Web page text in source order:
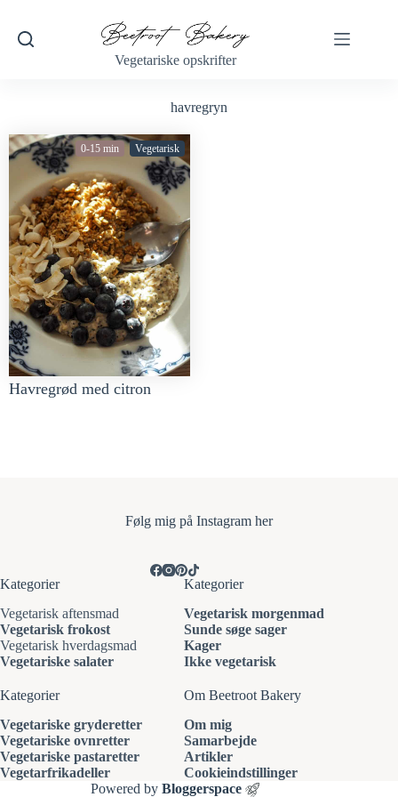
Vegetariske opskrifter
havregryn
0-15 min Vegetarisk
Havregrød med citron
Følg mig på Instagram her
Kategorier
Vegetarisk aftensmad
Vegetarisk frokost
Vegetarisk hverdagsmad
Vegetariske salater
Kategorier
Vegetarisk morgenmad
Sunde søge sager
Kager
Ikke vegetarisk
Kategorier
Vegetariske gryderetter
Vegetariske ovnretter
Vegetariske pastaretter
Vegetarfrikadeller
Om Beetroot Bakery
Om mig
Samarbejde
Artikler
Cookieindstillinger
Powered byBloggerspace